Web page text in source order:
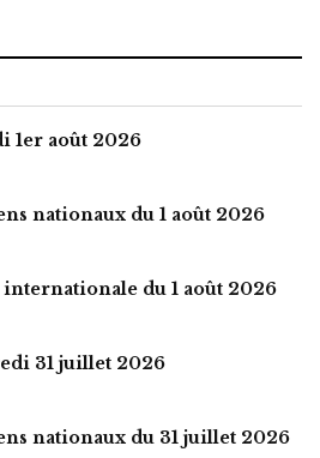
1er août 2026
nationaux du 1 août 2026
internationale du 1 août 2026
31 juillet 2026
nationaux du 31 juillet 2026